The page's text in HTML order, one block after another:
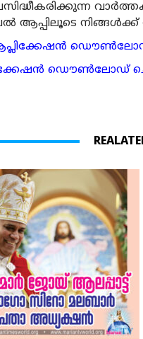
നിങ്ങള്‍ക്ക്
ഡൌണ്‍ലോഡ്
ഡൌണ്‍ലോഡ്